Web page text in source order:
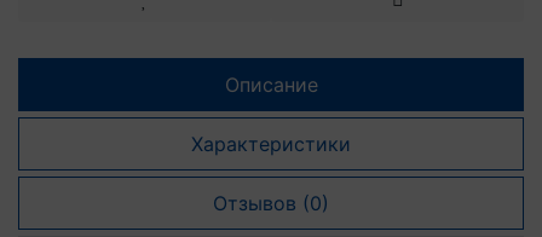
Описание
Характеристики
Отзывов (0)